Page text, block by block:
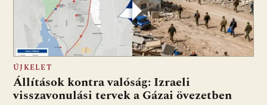
ÚJKELET
Állítások kontra valóság: Izraeli
visszavonulási tervek a Gázai övezetben